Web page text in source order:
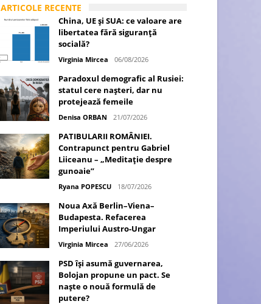
ARTICOLE RECENTE
China, UE și SUA: ce valoare are
libertatea fără siguranță
socială?
Virginia Mircea 06/08/2026
Paradoxul demografic al Rusiei:
statul cere nașteri, dar nu
protejează femeile
Denisa ORBAN 21/07/2026
PATIBULARII ROMÂNIEI.
Contrapunct pentru Gabriel
Liiceanu – „Meditație despre
gunoaie”
Ryana POPESCU 18/07/2026
Noua Axă Berlin–Viena–
Budapesta. Refacerea
Imperiului Austro-Ungar
Virginia Mircea 27/06/2026
PSD își asumă guvernarea,
Bolojan propune un pact. Se
naște o nouă formulă de
putere?